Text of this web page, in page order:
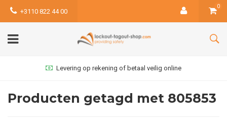
+3110 822 44 00
0
Levering op rekening of betaal veilig online
Producten getagd met 805853